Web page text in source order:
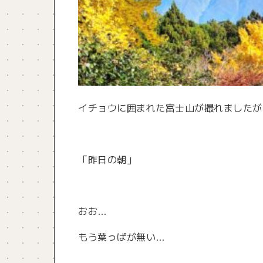
イチョウに囲まれた富士山が撮れました
「昨日の朝」
おお…
もう葉っぱが無い…